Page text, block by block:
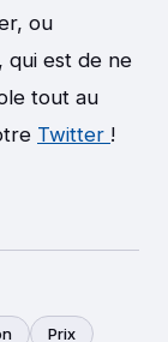
ou
qui est de ne
tout au
Twitter !
Prix